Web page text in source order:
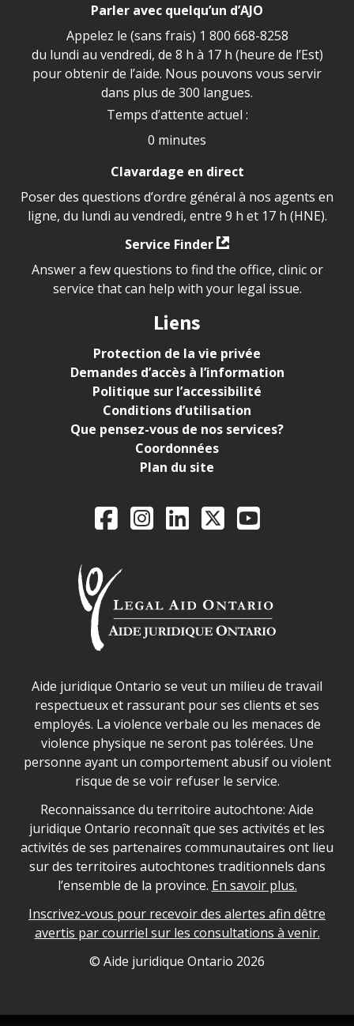
Parler avec quelqu’un d’AJO
Appelez le (sans frais) 1 800 668-8258
du lundi au vendredi, de 8 h à 17 h (heure de l’Est)
pour obtenir de l’aide. Nous pouvons vous servir
dans plus de 300 langues.
Temps d’attente actuel :
0 minutes
Clavardage en direct
Poser des questions d’ordre général à nos agents en
ligne, du lundi au vendredi, entre 9 h et 17 h (HNE).
Service Finder
Answer a few questions to find the office, clinic or
service that can help with your legal issue.
Liens
Protection de la vie privée
Demandes d’accès à l’information
Politique sur l’accessibilité
Conditions d’utilisation
Que pensez-vous de nos services?
Coordonnées
Plan du site
Legal Aid Ontario
FacebookInstagram
LinkedIn
X YouTube
Déclaration sur la sécurité dans les locaux d'AJO.
Aide juridique Ontario se veut un milieu de travail
respectueux et rassurant pour ses clients et ses
employés. La violence verbale ou les menaces de
violence physique ne seront pas tolérées. Une
personne ayant un comportement abusif ou violent
risque de se voir refuser le service.
Legal Aid Ontario land acknowledgement
Reconnaissance du territoire autochtone: Aide
juridique Ontario reconnaît que ses activités et les
activités de ses partenaires communautaires ont lieu
sur des territoires autochtones traditionnels dans
l’ensemble de la province. En savoir plus.
Inscrivez-vous pour recevoir des alertes afin dêtre
avertis par courriel sur les consultations à venir.
Legal Aid Ontario copyright information
© Aide juridique Ontario 2026